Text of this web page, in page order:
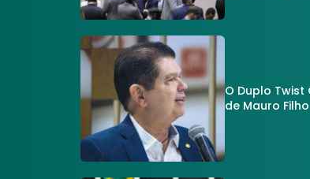
O Duplo
de Mauro Filho